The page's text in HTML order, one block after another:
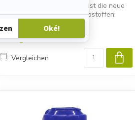
Parabond 900 Rapid Power ist die neue
Generation von Montageklebstoffen:
€12,75
Auf Lager
Vergleichen